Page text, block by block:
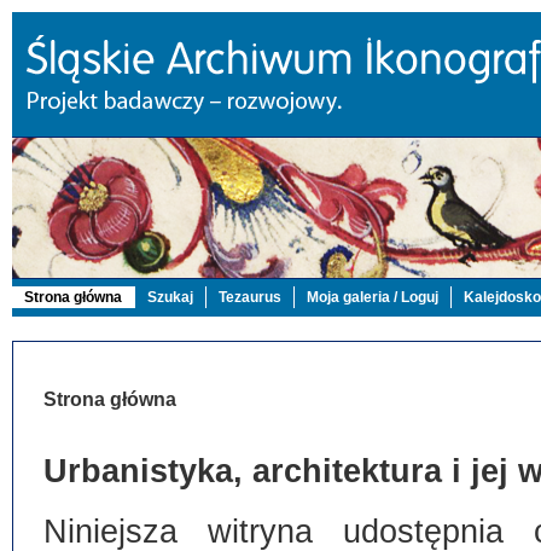
Strona główna Szukaj Tezaurus Moja galeria / Loguj
Strona główna
Urbanistyka, architektura i jej
Niniejsza witryna